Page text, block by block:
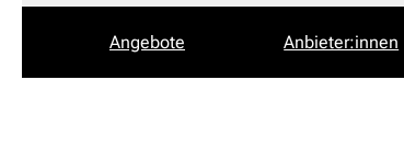
Angebote Anbieter:innen